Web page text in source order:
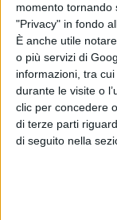
momento tornando
"Privacy" in fondo
È anche utile
o più servizi di
informazioni, tra
durante le visite o
clic per concedere
di terze parti
di seguito nella
chiedere la
Gli viene
politico, della
consente di
sanitario